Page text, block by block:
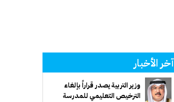
آخر الأخبار
وزير التربية يصدر قراراً بإلغاء
الترخيص التعليمي للمدرسة